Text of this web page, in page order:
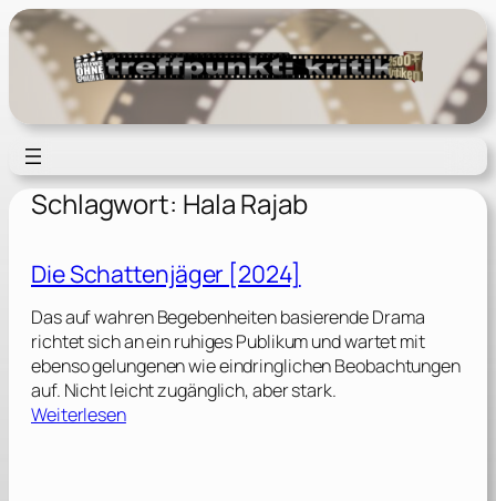
Zum
Inhalt
springen
Schlagwort: Hala Rajab
Die Schattenjäger [2024]
Das auf wahren Begebenheiten basierende Drama
richtet sich an ein ruhiges Publikum und wartet mit
ebenso gelungenen wie eindringlichen Beobachtungen
auf. Nicht leicht zugänglich, aber stark.
Weiterlesen: